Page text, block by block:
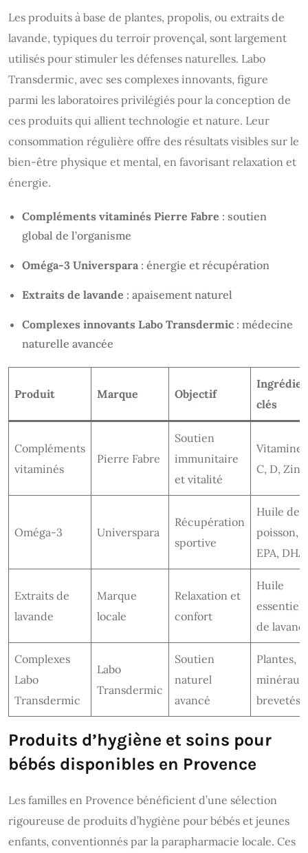
Les produits à base de plantes, propolis, ou extraits de
lavande, typiques du terroir provençal, sont largement
utilisés pour stimuler les défenses naturelles. Labo
Transdermic, avec ses complexes innovants, figure
parmi les laboratoires privilégiés pour la conception de
ces produits qui allient technologie et nature. Leur
consommation régulière offre des résultats visibles sur le
bien-être physique et mental, en favorisant relaxation et
énergie.
Compléments vitaminés Pierre Fabre : soutien
global de l’organisme
Oméga-3 Universpara : énergie et récupération
Extraits de lavande : apaisement naturel
Complexes innovants Labo Transdermic : médecine
naturelle avancée
Produit Marque Objectif
clés
Compléments
vitaminés
Pierre Fabre
Soutien
immunitaire
et vitalité
Vitamines
C, D, Zinc
Oméga-3 Universpara
Récupération
sportive
Huile de
poisson,
EPA, DHA
Extraits de
lavande
Marque
locale
Relaxation et
confort
Huile
de
Complexes
Labo
Transdermic
Labo
Transdermic
Soutien
naturel
avancé
Plantes,
minéraux
brevetés
Produits d’hygiène et soins pour
bébés disponibles en Provence
Les familles en Provence bénéficient d’une sélection
rigoureuse de produits d’hygiène pour bébés et jeunes
enfants, conventionnés par la parapharmacie locale. Ces